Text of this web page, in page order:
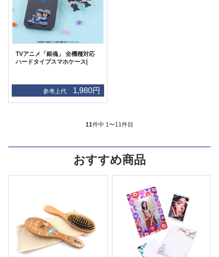
TVアニメ「銀魂」 全機種対応
ハードタイプスマホケース|
参考上代 1,980円
11件中 1〜11件目
おすすめ商品